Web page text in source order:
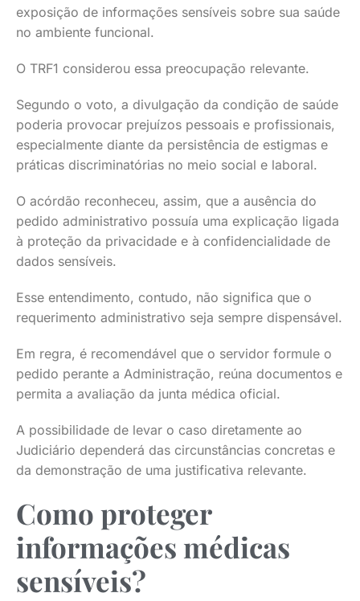
exposição de informações sensíveis sobre sua saúde
no ambiente funcional.
O TRF1 considerou essa preocupação relevante.
Segundo o voto, a divulgação da condição de saúde
poderia provocar prejuízos pessoais e profissionais,
especialmente diante da persistência de estigmas e
práticas discriminatórias no meio social e laboral.
O acórdão reconheceu, assim, que a ausência do
pedido administrativo possuía uma explicação ligada
à proteção da privacidade e à confidencialidade de
dados sensíveis.
Esse entendimento, contudo, não significa que o
requerimento administrativo seja sempre dispensável.
Em regra, é recomendável que o servidor formule o
pedido perante a Administração, reúna documentos e
permita a avaliação da junta médica oficial.
A possibilidade de levar o caso diretamente ao
Judiciário dependerá das circunstâncias concretas e
da demonstração de uma justificativa relevante.
Como proteger
informações médicas
sensíveis?